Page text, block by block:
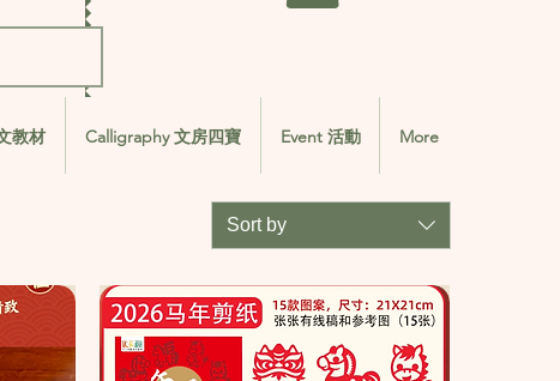
教材 Calligraphy 文房四寶 Event 活動 More
教材 Calligraphy 文房四寶 Event 活動 More
Sort by